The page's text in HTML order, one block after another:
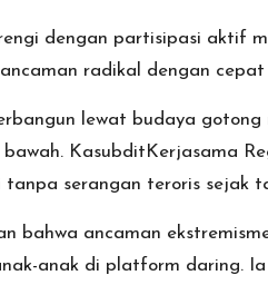
dengan partisipasi aktif
radikal dengan
lewat budaya
KasubditKerjasama
tanpa serangan teroris sejak
bahwa ancaman
anak di platform daring.